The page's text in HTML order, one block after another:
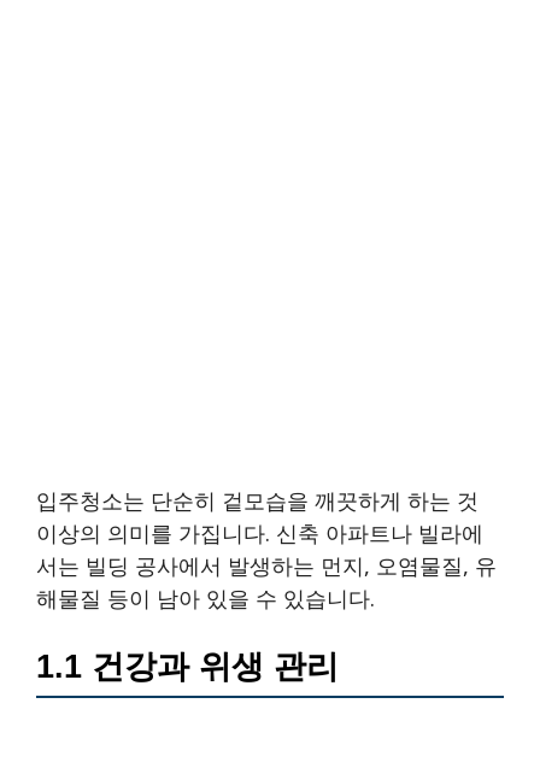
입주청소는 단순히 겉모습을 깨끗하게 하는 것
이상의 의미를 가집니다. 신축 아파트나 빌라에
서는 빌딩 공사에서 발생하는 먼지, 오염물질, 유
해물질 등이 남아 있을 수 있습니다.
1.1 건강과 위생 관리